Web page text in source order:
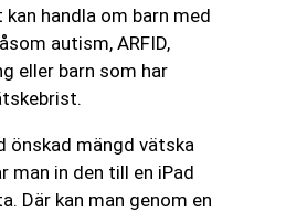
handla om barn med
autism, ARFID,
eller barn som har
önskad mängd vätska
man in den till en iPad
Där kan man genom en